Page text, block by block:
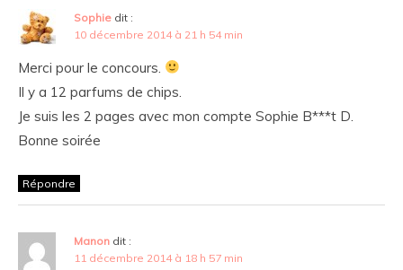
Sophie dit :
10 décembre 2014 à 21 h 54 min
Merci pour le concours.
Il y a 12 parfums de chips.
Je suis les 2 pages avec mon compte Sophie B***t D.
Bonne soirée
Répondre
Manon dit :
11 décembre 2014 à 18 h 57 min